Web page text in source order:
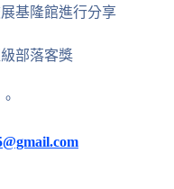
基隆館進行分享
部落客獎